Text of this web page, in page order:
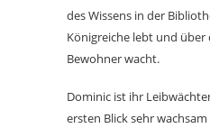
des Wissens in der
Königreiche lebt und über
Bewohner wacht.
Dominic ist ihr
ersten Blick sehr